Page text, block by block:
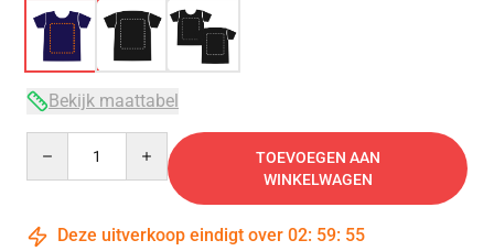
Bekijk maattabel
TOEVOEGEN AAN
WINKELWAGEN
Deze uitverkoop eindigt over 02: 59: 54